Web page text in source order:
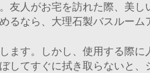
人がお宅を訪れた際、美
なら、大理石製バスルーム
す。しかし、使用する際
てすぐに拭き取らないと、